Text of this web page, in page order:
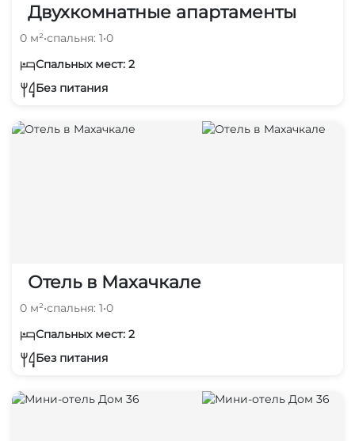
Двухкомнатные апартаменты
0 м²•спальня: 1•0
Спальных мест: 2
Без питания
Отель в Махачкале
0 м²•спальня: 1•0
Спальных мест: 2
Без питания